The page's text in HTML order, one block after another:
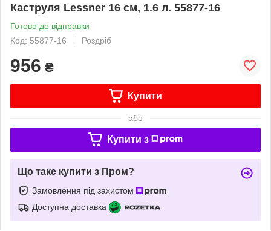
Каструля Lessner 16 см, 1.6 л. 55877-16
Готово до відправки
Код: 55877-16
Роздріб
956 ₴
Купити
або
Купити з
Що таке купити з Пром?
Замовлення під захистом
Доступна доставка